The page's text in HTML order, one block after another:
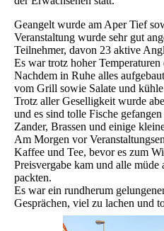
Geangelt wurde am Aper Tief
Veranstaltung wurde sehr gut
Teilnehmer, davon 23 aktive
Es war trotz hoher
Nachdem in Ruhe alles
vom Grill sowie Salate und
Trotz aller Geselligkeit wurde
und es sind tolle Fische
Zander, Brassen und einige
Am Morgen vor
Kaffee und Tee, bevor es zum
Preisvergabe kam und alle müde
packten.
Es war ein rundherum
Gesprächen, viel zu lachen und